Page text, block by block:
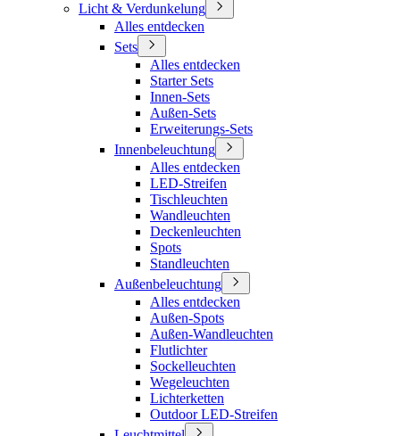
Licht & Verdunkelung
Alles entdecken
Sets
Alles entdecken
Starter Sets
Innen-Sets
Außen-Sets
Erweiterungs-Sets
Innenbeleuchtung
Alles entdecken
LED-Streifen
Tischleuchten
Wandleuchten
Deckenleuchten
Spots
Standleuchten
Außenbeleuchtung
Alles entdecken
Außen-Spots
Außen-Wandleuchten
Flutlichter
Sockelleuchten
Wegeleuchten
Lichterketten
Outdoor LED-Streifen